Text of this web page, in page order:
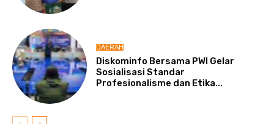
DAERAH
Diskominfo Bersama PWI Gelar
Sosialisasi Standar
Profesionalisme dan Etika...